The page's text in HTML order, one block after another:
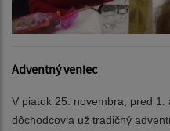
Adventný veniec
V piatok 25. novembra, pred
dôchodcovia už tradičný